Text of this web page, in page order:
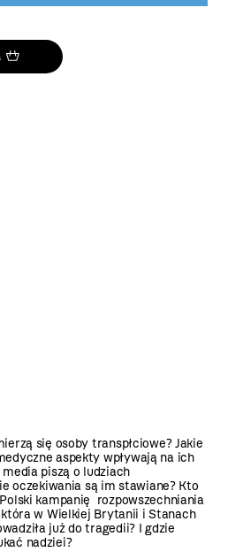
się osoby transpłciowe? Jakie
aspekty wpływają na ich
piszą o ludziach
oczekiwania są im stawiane? Kto
kampanię rozpowszechniania
w Wielkiej Brytanii i Stanach
już do tragedii? I gdzie
nadziei?